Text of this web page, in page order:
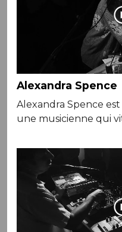
Alexandra Spence
Alexandra Spence
une musicienne qui